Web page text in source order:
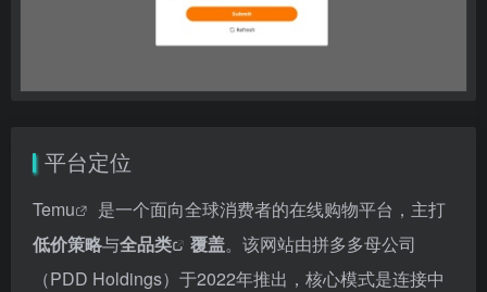
平台定位
Temu
是一个面向全球消费者的在线购物平台，主打
低价策略与全品类 覆盖。该网站由拼多多母公司
（PDD Holdings）于2022年推出，核心模式是连接中